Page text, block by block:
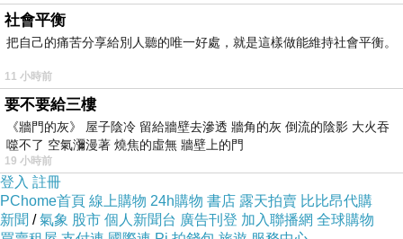
社會平衡
把自己的痛苦分享給別人聽的唯一好處，就是這樣做能維持社會平衡。
11 小時前
要不要給三樓
《牆門的灰》 屋子陰冷 留給牆壁去滲透 牆角的灰 倒流的陰影 大火吞
噬不了 空氣瀰漫著 燒焦的虛無 牆壁上的門
19 小時前
登入 註冊
PChome首頁 線上購物 24h購物 書店 露天拍賣 比比昂代購
新聞 /氣象 股市 個人新聞台 廣告刊登 加入聯播網 全球購物